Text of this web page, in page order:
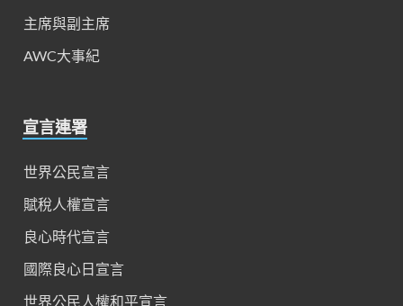
主席與副主席
AWC大事紀
宣言連署
世界公民宣言
賦稅人權宣言
良心時代宣言
國際良心日宣言
世界公民人權和平宣言